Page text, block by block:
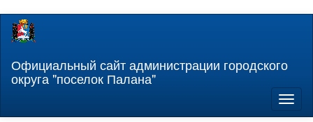
Перейти
содержанию
Официальный сайт администрации городского
округа "поселок Палана"